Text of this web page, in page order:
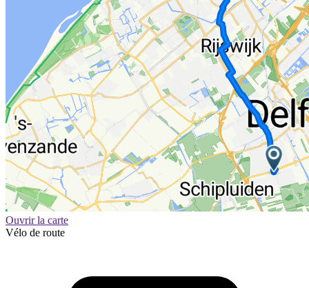
Ouvrir la carte
Vélo de route